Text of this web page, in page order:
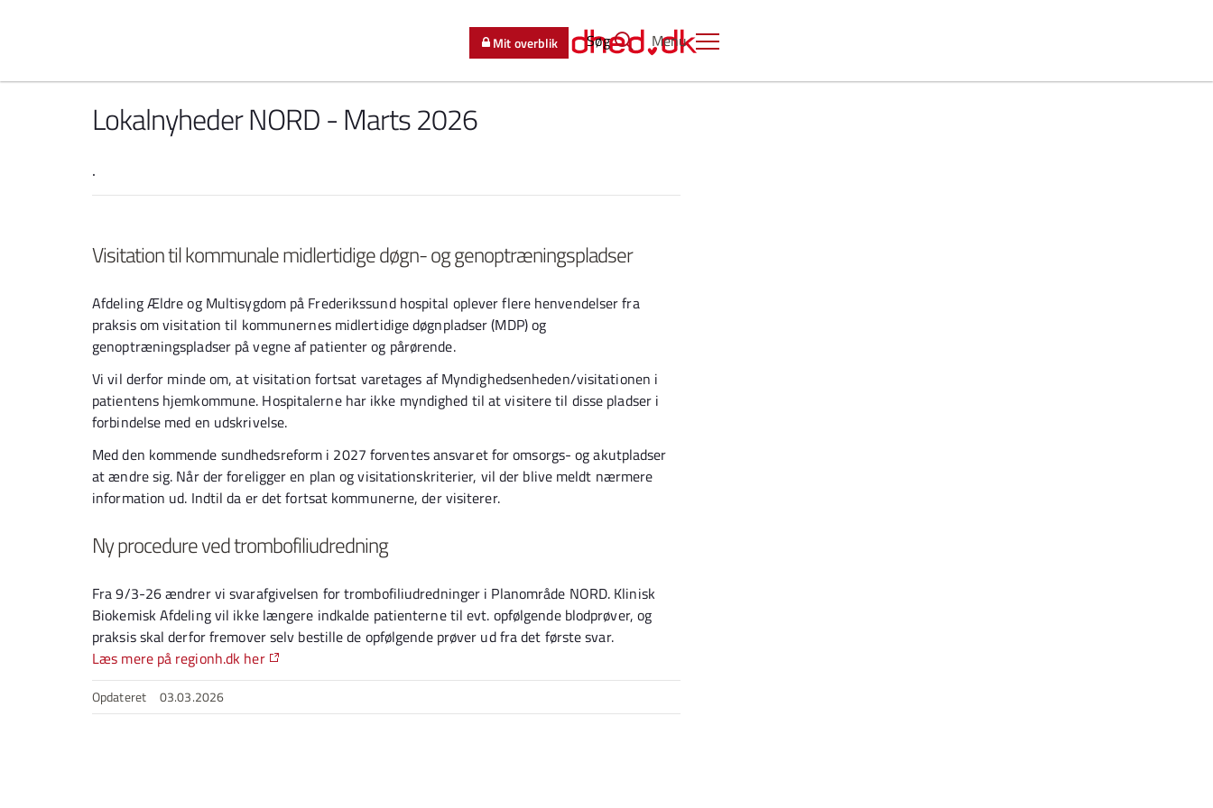
Menu
Søg
Mit overblik
Lokalnyheder NORD - Marts 2026
.
Visitation til kommunale midlertidige døgn- og genoptræningspladser
Afdeling Ældre og Multisygdom på Frederikssund hospital oplever flere henvendelser fra
praksis om visitation til kommunernes midlertidige døgnpladser (MDP) og
genoptræningspladser på vegne af patienter og pårørende.
Vi vil derfor minde om, at visitation fortsat varetages af Myndighedsenheden/visitationen i
patientens hjemkommune. Hospitalerne har ikke myndighed til at visitere til disse pladser i
forbindelse med en udskrivelse.
Med den kommende sundhedsreform i 2027 forventes ansvaret for omsorgs- og akutpladser
at ændre sig. Når der foreligger en plan og visitationskriterier, vil der blive meldt nærmere
information ud. Indtil da er det fortsat kommunerne, der visiterer.
Ny procedure ved trombofiliudredning
Fra 9/3-26 ændrer vi svarafgivelsen for trombofiliudredninger i Planområde NORD. Klinisk
Biokemisk Afdeling vil ikke længere indkalde patienterne til evt. opfølgende blodprøver, og
praksis skal derfor fremover selv bestille de opfølgende prøver ud fra det første svar.
Læs mere på regionh.dk her
Opdateret 03.03.2026